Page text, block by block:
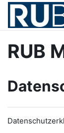
Zum Hauptinhalt
RUB